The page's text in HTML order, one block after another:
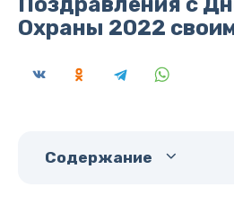
Охраны 2022
Содержание